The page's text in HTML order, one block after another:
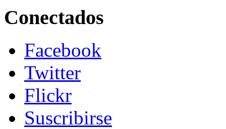
Conectados
Facebook
Twitter
Flickr
Suscribirse